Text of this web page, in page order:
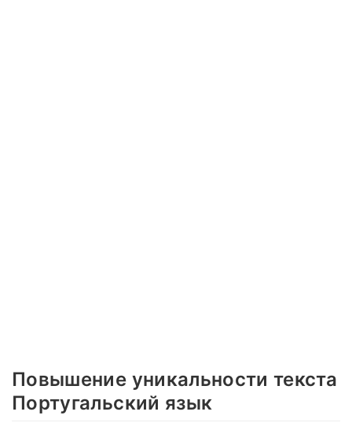
Повышение уникальности текста
Португальский язык